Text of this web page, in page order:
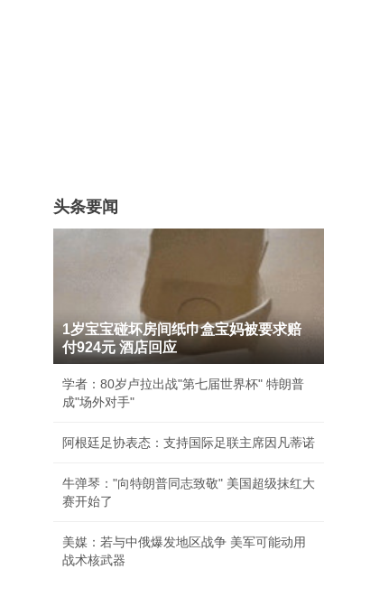
头条要闻
1岁宝宝碰坏房间纸巾盒宝妈被要求赔
付924元 酒店回应
学者：80岁卢拉出战"第七届世界杯" 特朗普
成"场外对手"
阿根廷足协表态：支持国际足联主席因凡蒂诺
牛弹琴："向特朗普同志致敬" 美国超级抹红大
赛开始了
美媒：若与中俄爆发地区战争 美军可能动用
战术核武器